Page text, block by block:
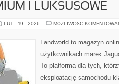
I LUKSUSOWE
LUT - 19 - 2026 MOŻLIWOŚĆ
Landworld to magazyn
użytkownikach marek
To platforma dla tych,
eksploatację samochodu